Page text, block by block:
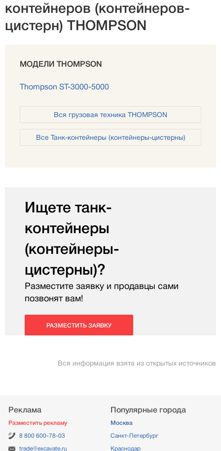
контейнеров (контейнеров-
цистерн) THOMPSON
МОДЕЛИ THOMPSON
Thompson ST-3000-5000
Вся грузовая техника THOMPSON
Все Танк-контейнеры (контейнеры-цистерны)
Ищете танк-
контейнеры
(контейнеры-
цистерны)?
Разместите заявку и продавцы сами
позвонят вам!
РАЗМЕСТИТЬ ЗАЯВКУ
Вся информация взята из открытых источников
Реклама
Разместить рекламу
8 800 600-78-03
trade@excavate.ru
Популярные города
Москва
Санкт-Петербург
Краснодар